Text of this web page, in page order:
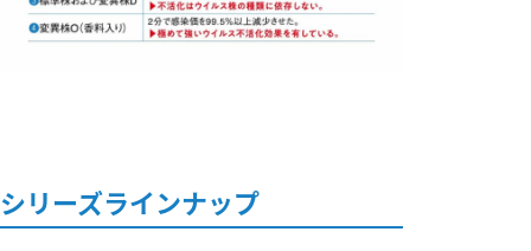
シリーズラインナップ